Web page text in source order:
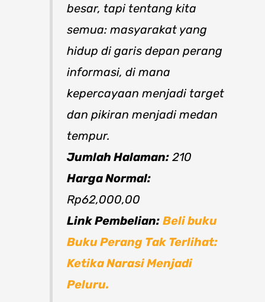
besar, tapi tentang kita
semua: masyarakat yang
hidup di garis depan perang
informasi, di mana
kepercayaan menjadi target
dan pikiran menjadi medan
tempur.
Jumlah Halaman: 210
Harga Normal:
Rp62,000,00
Link Pembelian: Beli buku
Buku Perang Tak Terlihat:
Ketika Narasi Menjadi
Peluru.